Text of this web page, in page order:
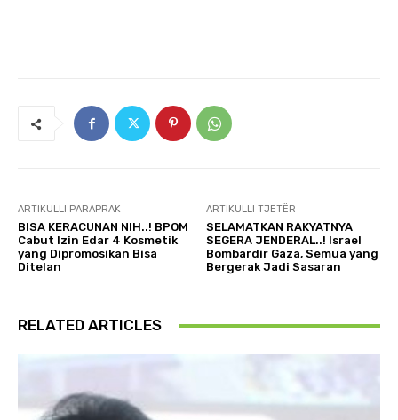
ARTIKULLI PARAPRAK
BISA KERACUNAN NIH..! BPOM
Cabut Izin Edar 4 Kosmetik
yang Dipromosikan Bisa
Ditelan
ARTIKULLI TJETËR
SELAMATKAN RAKYATNYA
SEGERA JENDERAL..! Israel
Bombardir Gaza, Semua yang
Bergerak Jadi Sasaran
RELATED ARTICLES